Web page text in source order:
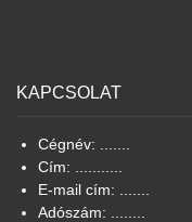
KAPCSOLAT
Cégnév: .......
Cím: ...........
E-mail cím: .......
Adószám: ........